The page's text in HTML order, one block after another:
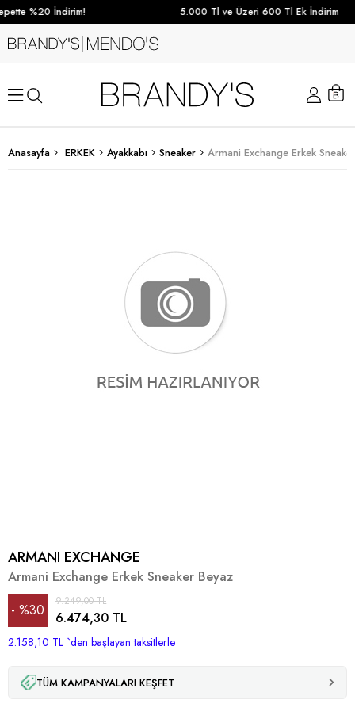
%20 İndirim! 5.000 Tl ve Üzeri 600 Tl Ek İndirim
Anasayfa ERKEK Ayakkabı Sneaker Armani Exchange Erkek
ARMANI EXCHANGE
Armani Exchange Erkek Sneaker Beyaz
%30
İndirim
9.249,00 TL
6.474,30 TL
2.158,10 TL `den başlayan taksitlerle
TÜM KAMPANYALARI KEŞFET